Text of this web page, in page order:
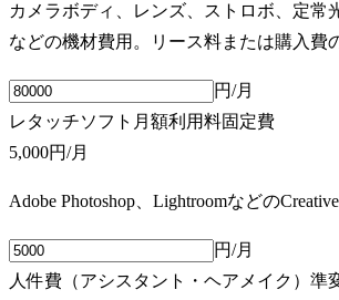
カメラボディ、レンズ、ストロボ、定常
などの機材費用。リース料または購入費
円/月
レタッチソフト月額利用料固定費
5,000円/月
Adobe Photoshop、Lightroomなどの
円/月
人件費（アシスタント・ヘアメイク） 準